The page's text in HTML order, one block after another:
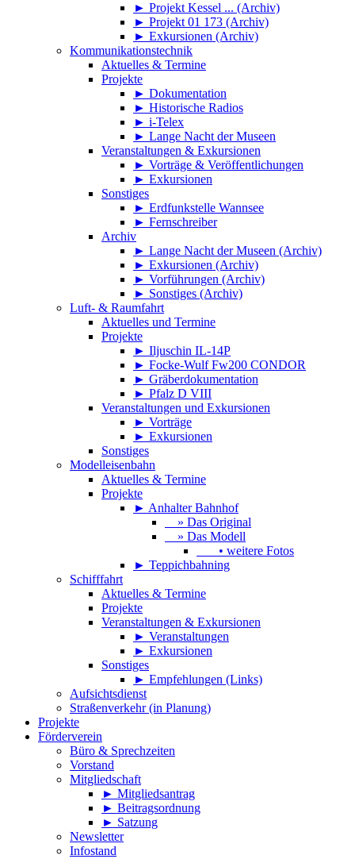
► Projekt Kessel ... (Archiv)
► Projekt 01 173 (Archiv)
► Exkursionen (Archiv)
Kommunikationstechnik
Aktuelles & Termine
Projekte
► Dokumentation
► Historische Radios
► i-Telex
► Lange Nacht der Museen
Veranstaltungen & Exkursionen
► Vorträge & Veröffentlichungen
► Exkursionen
Sonstiges
► Erdfunkstelle Wannsee
► Fernschreiber
Archiv
► Lange Nacht der Museen (Archiv)
► Exkursionen (Archiv)
► Vorführungen (Archiv)
► Sonstiges (Archiv)
Luft- & Raumfahrt
Aktuelles und Termine
Projekte
► Iljuschin IL-14P
► Focke-Wulf Fw200 CONDOR
► Gräberdokumentation
► Pfalz D VIII
Veranstaltungen und Exkursionen
► Vorträge
► Exkursionen
Sonstiges
Modelleisenbahn
Aktuelles & Termine
Projekte
► Anhalter Bahnhof
» Das Original
» Das Modell
• weitere Fotos
► Teppichbahning
Schifffahrt
Aktuelles & Termine
Projekte
Veranstaltungen & Exkursionen
► Veranstaltungen
► Exkursionen
Sonstiges
► Empfehlungen (Links)
Aufsichtsdienst
Straßenverkehr (in Planung)
Projekte
Förderverein
Büro & Sprechzeiten
Vorstand
Mitgliedschaft
► Mitgliedsantrag
► Beitragsordnung
► Satzung
Newsletter
Infostand